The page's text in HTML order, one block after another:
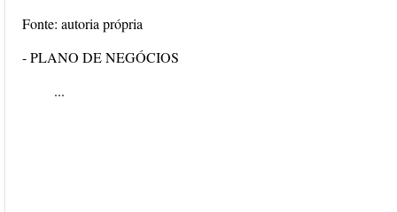
Fonte: autoria própria
- PLANO DE NEGÓCIOS
...